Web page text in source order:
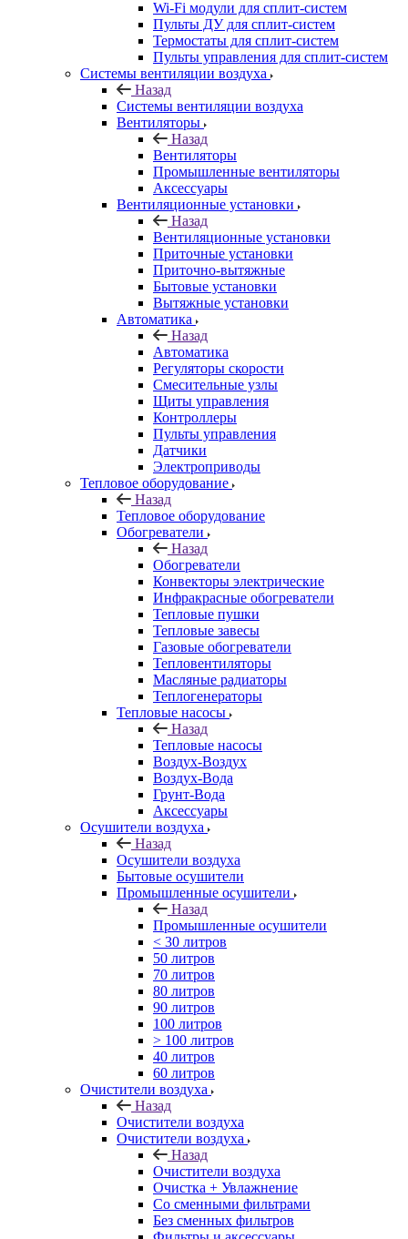
Wi-Fi модули для сплит-систем
Пульты ДУ для сплит-систем
Термостаты для сплит-систем
Пульты управления для сплит-систем
Системы вентиляции воздуха
Назад
Системы вентиляции воздуха
Вентиляторы
Назад
Вентиляторы
Промышленные вентиляторы
Аксессуары
Вентиляционные установки
Назад
Вентиляционные установки
Приточные установки
Приточно-вытяжные
Бытовые установки
Вытяжные установки
Автоматика
Назад
Автоматика
Регуляторы скорости
Смесительные узлы
Щиты управления
Контроллеры
Пульты управления
Датчики
Электроприводы
Тепловое оборудование
Назад
Тепловое оборудование
Обогреватели
Назад
Обогреватели
Конвекторы электрические
Инфракрасные обогреватели
Тепловые пушки
Тепловые завесы
Газовые обогреватели
Тепловентиляторы
Масляные радиаторы
Теплогенераторы
Тепловые насосы
Назад
Тепловые насосы
Воздух-Воздух
Воздух-Вода
Грунт-Вода
Аксессуары
Осушители воздуха
Назад
Осушители воздуха
Бытовые осушители
Промышленные осушители
Назад
Промышленные осушители
< 30 литров
50 литров
70 литров
80 литров
90 литров
100 литров
> 100 литров
40 литров
60 литров
Очистители воздуха
Назад
Очистители воздуха
Очистители воздуха
Назад
Очистители воздуха
Очистка + Увлажнение
Cо сменными фильтрами
Без сменных фильтров